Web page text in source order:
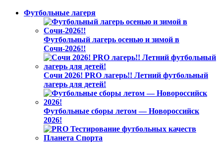
Футбольные лагеря
Футбольный лагерь осенью и зимой в
Сочи-2026!!
Сочи 2026! PRO лагерь!! Летний футбольный
лагерь для детей!
Футбольные сборы летом — Новороссийск
2026!